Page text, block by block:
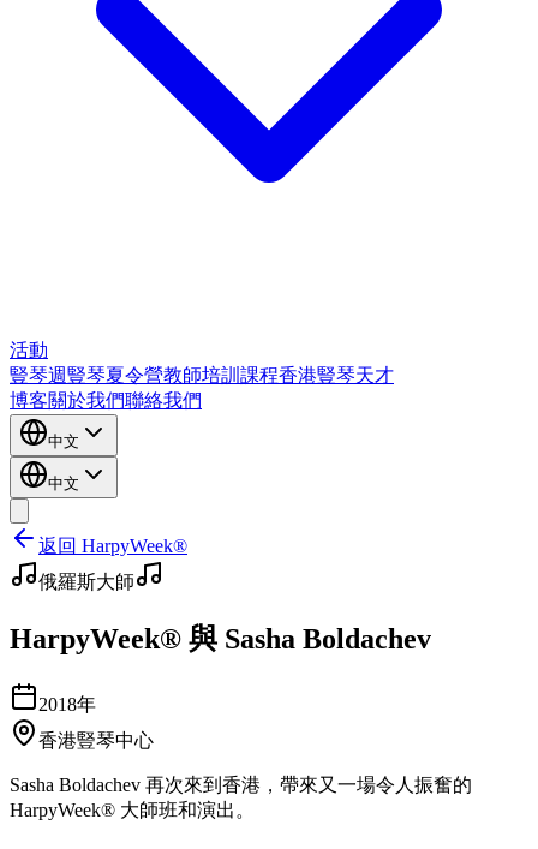
活動
豎琴週豎琴夏令營教師培訓課程香港豎琴天才
博客關於我們聯絡我們
中文
中文
返回 HarpyWeek®
俄羅斯大師
HarpyWeek® 與 Sasha Boldachev
2018年
香港豎琴中心
Sasha Boldachev 再次來到香港，帶來又一場令人振奮的
HarpyWeek® 大師班和演出。